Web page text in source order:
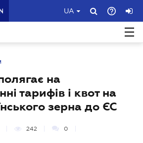
UA
на
тарифів і квот на
зерна до ЄС
242 0